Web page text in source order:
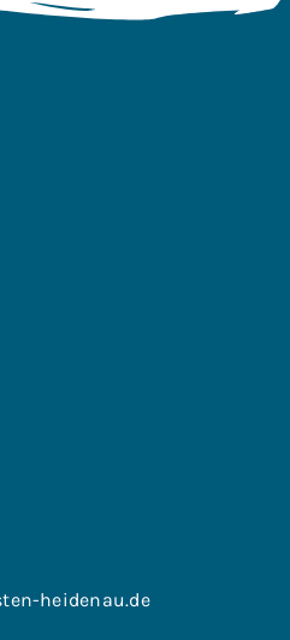
heidenau.de